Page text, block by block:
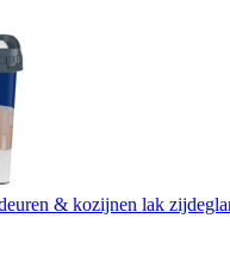
& kozijnen lak